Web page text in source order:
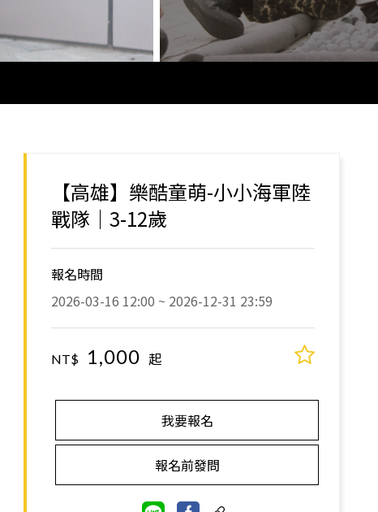
【高雄】樂酷童萌-小小海軍陸
戰隊｜3-12歲
報名時間
2026-03-16 12:00 ~ 2026-12-31 23:59
NT$ 1,000 起
我要報名
報名前發問